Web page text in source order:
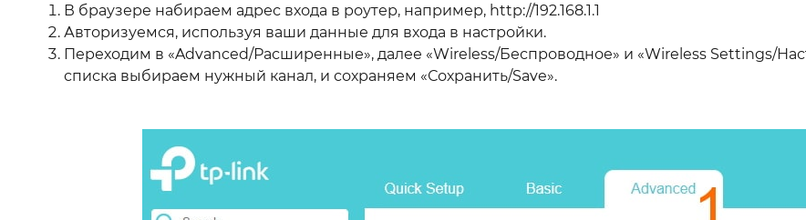
В браузере набираем адрес входа в роутер, например, http://192.168.1.1
Авторизуемся, используя ваши данные для входа в настройки.
Переходим в «Advanced/Расширенные», далее «Wireless/Беспроводное» и «Wireless Settings/
списка выбираем нужный канал, и сохраняем «Сохранить/Save».